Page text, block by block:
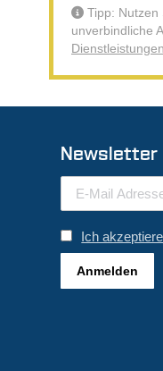
Tipp: Nutzen
unverbindliche
Dienstleistungen
Newsletter
Ich